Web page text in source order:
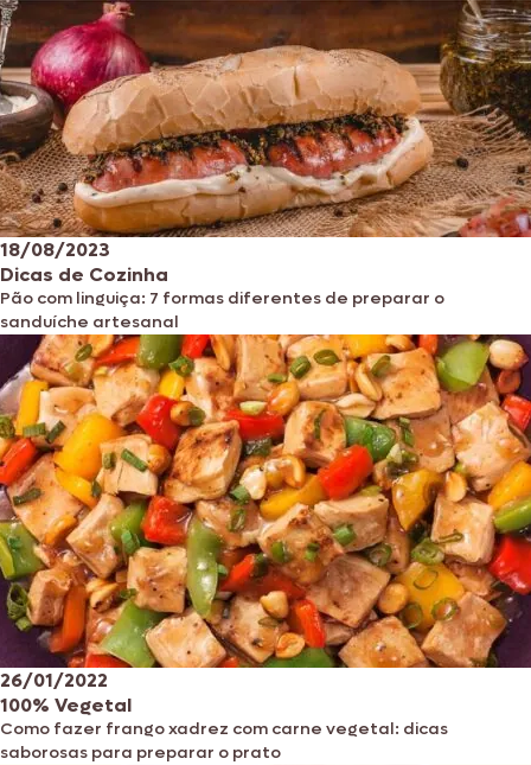
18/08/2023
Dicas de Cozinha
Pão com linguiça: 7 formas diferentes de preparar o
sanduíche artesanal
26/01/2022
100% Vegetal
Como fazer frango xadrez com carne vegetal: dicas
saborosas para preparar o prato